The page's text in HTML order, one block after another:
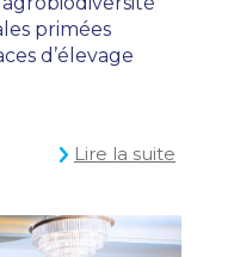
primées
d’élevage
Lire la suite